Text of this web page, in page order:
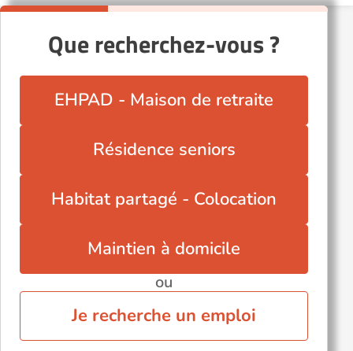
Wœrth (67360)
Que recherchez-vous ?
EHPAD - Maison de retraite
Résidence seniors
Habitat partagé - Colocation
Maintien à domicile
ou
Je recherche un emploi